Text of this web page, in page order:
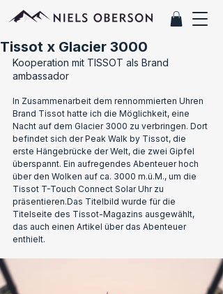
Tissot x Glacier 3000
Kooperation mit TISSOT als Brand
ambassador
In Zusammenarbeit dem rennommierten Uhren
Brand Tissot hatte ich die Möglichkeit, eine
Nacht auf dem Glacier 3000 zu verbringen. Dort
befindet sich der Peak Walk by Tissot, die
erste Hängebrücke der Welt, die zwei Gipfel
überspannt. Ein aufregendes Abenteuer hoch
über den Wolken auf ca. 3000 m.ü.M., um die
Tissot T-Touch Connect Solar Uhr zu
präsentieren.Das Titelbild wurde für die
Titelseite des Tissot-Magazins ausgewählt,
das auch einen Artikel über das Abenteuer
enthielt.